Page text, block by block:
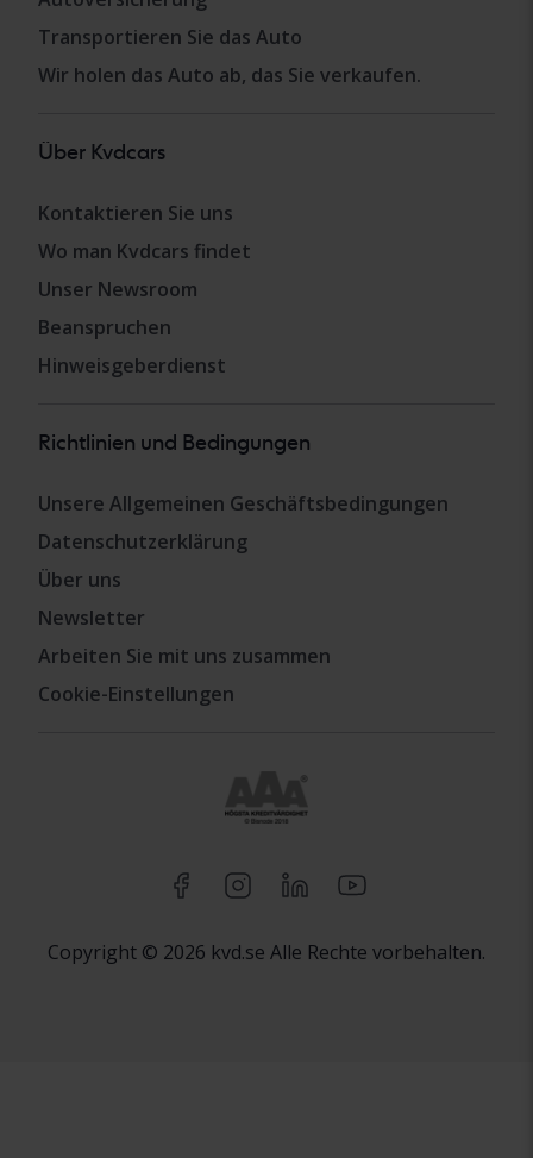
Transportieren Sie das Auto
Wir holen das Auto ab, das Sie verkaufen.
Über Kvdcars
Kontaktieren Sie uns
Wo man Kvdcars findet
Unser Newsroom
Beanspruchen
Hinweisgeberdienst
Richtlinien und Bedingungen
Unsere Allgemeinen Geschäftsbedingungen
Datenschutzerklärung
Über uns
Newsletter
Arbeiten Sie mit uns zusammen
Cookie-Einstellungen
Copyright © 2026 kvd.se Alle Rechte vorbehalten.